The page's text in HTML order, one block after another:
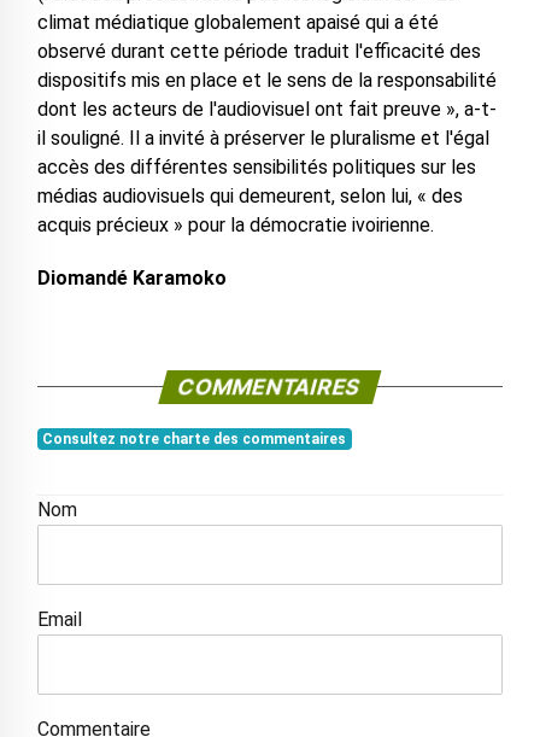
climat médiatique globalement apaisé qui a été
observé durant cette période traduit l'efficacité des
dispositifs mis en place et le sens de la responsabilité
dont les acteurs de l'audiovisuel ont fait preuve », a-t-
il souligné. Il a invité à préserver le pluralisme et l'égal
accès des différentes sensibilités politiques sur les
médias audiovisuels qui demeurent, selon lui, « des
acquis précieux » pour la démocratie ivoirienne.
Diomandé Karamoko
COMMENTAIRES
Consultez notre charte des commentaires
Nom
Email
Commentaire